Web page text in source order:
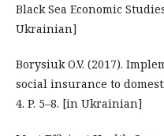
Black Sea Economic
Ukrainian]
Borysiuk O.V. (2017).
social insurance to
4. P. 5–8. [in Ukrainian]